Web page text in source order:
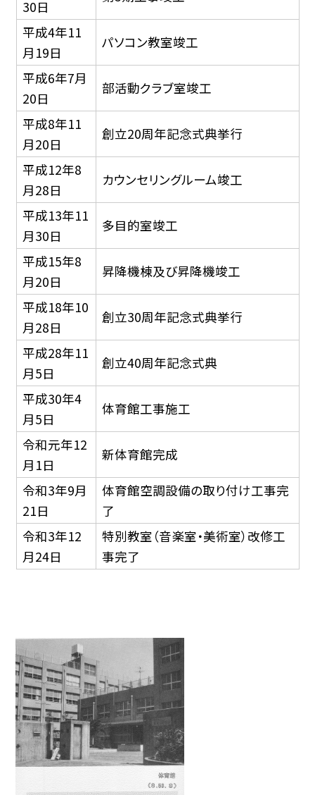
30日
平成4年11
月19日
パソコン教室竣工
平成6年7月
20日
部活動クラブ室竣工
平成8年11
月20日
創立20周年記念式典挙行
平成12年8
月28日
カウンセリングルーム竣工
平成13年11
月30日
多目的室竣工
平成15年8
月20日
昇降機棟及び昇降機竣工
平成18年10
月28日
創立30周年記念式典挙行
平成28年11
月5日
創立40周年記念式典
平成30年4
月5日
体育館工事施工
令和元年12
月1日
新体育館完成
令和3年9月
21日
体育館空調設備の取り付け工事完
了
令和3年12
月24日
特別教室（音楽室・美術室）改修工
事完了